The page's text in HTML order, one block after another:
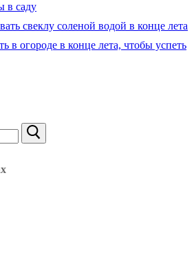
в саду
свеклу соленой водой в конце лета
в огороде в конце лета, чтобы успеть